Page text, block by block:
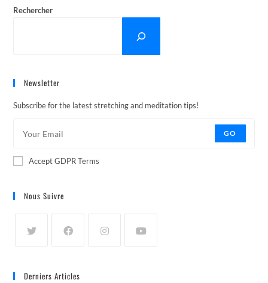
Rechercher
Newsletter
Subscribe for the latest stretching and meditation tips!
GO
Accept GDPR Terms
Nous Suivre
Derniers Articles